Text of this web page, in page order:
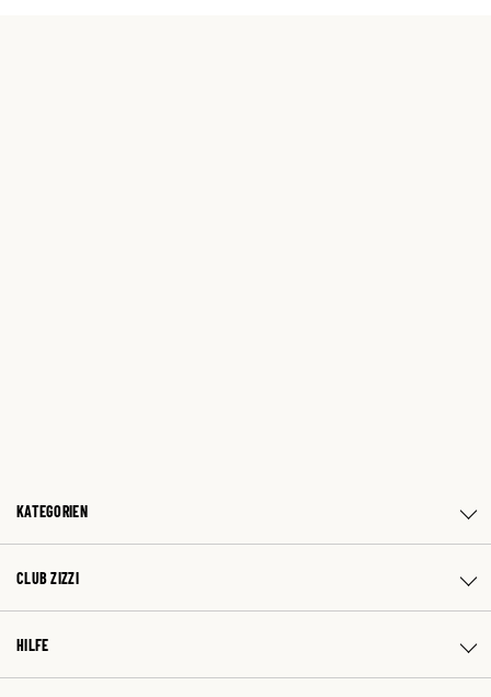
KATEGORIEN
CLUB ZIZZI
HILFE